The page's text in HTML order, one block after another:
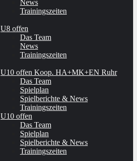
News
Trainingszeiten
U8 offen
Das Team
News
Trainingszeiten
U10 offen Koop. HA+MK+EN Ruhr
Das Team
Spielplan
Spielberichte & News
Trainingszeiten
U10 offen
Das Team
Spielplan
Spielberichte & News
Trainingszeiten